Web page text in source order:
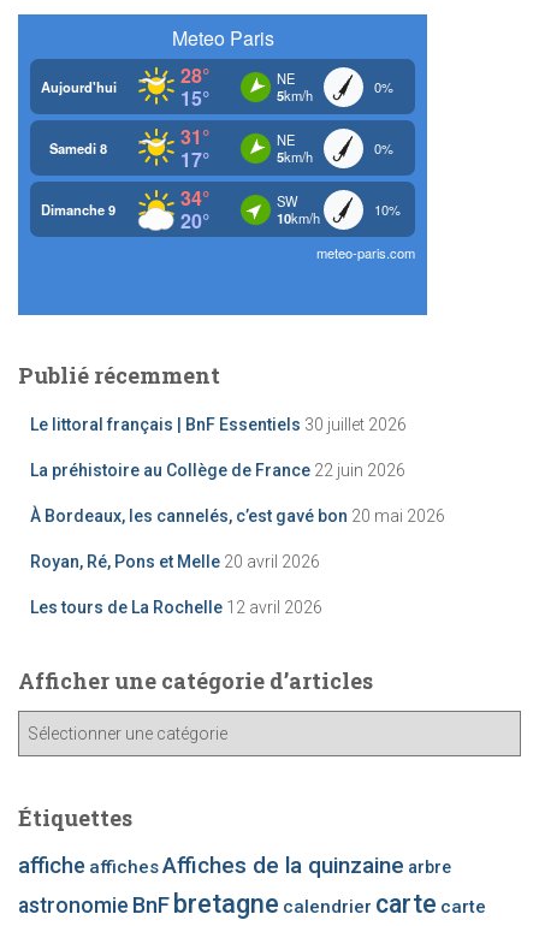
c
Publié récemment
Le littoral français | BnF Essentiels 30 juillet 2026
La préhistoire au Collège de France 22 juin 2026
À Bordeaux, les cannelés, c’est gavé bon 20 mai 2026
Royan, Ré, Pons et Melle 20 avril 2026
Les tours de La Rochelle 12 avril 2026
Afficher une catégorie d’articles
h
u
Étiquettes
affiche affichesAffiches de la quinzaine arbre
astronomie BnF bretagne calendrier carte carte